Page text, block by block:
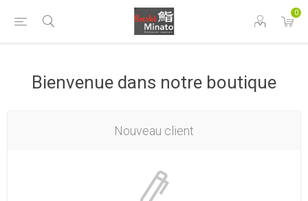
0
Bienvenue dans notre boutique
Nouveau client